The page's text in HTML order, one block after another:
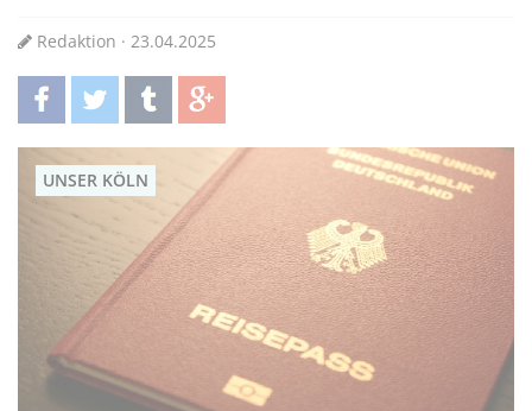
Redaktion · 23.04.2025
teilentwittern teilen teilen
UNSER KÖLN